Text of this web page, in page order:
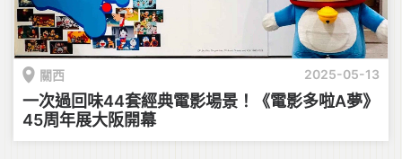
東瀛特集
旅遊商品
Search
for:
關西 2025-05-13
一次過回味44套經典電影場景！《電影多啦A夢》
45周年展大阪開幕